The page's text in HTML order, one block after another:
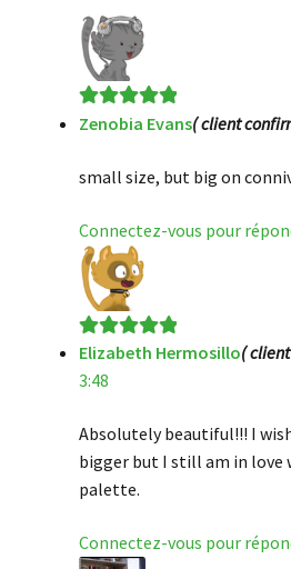
Note5sur 5
Zenobia Evans( client
small size, but big on
Connectez-vous pour
Note5sur 5
Elizabeth Hermosillo(
3:48
Absolutely beautiful!!! I
bigger but I still am in love
palette.
Connectez-vous pour